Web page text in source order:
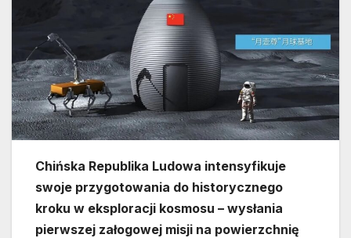
Chińska Republika Ludowa intensyfikuje
swoje przygotowania do historycznego
kroku w eksploracji kosmosu – wysłania
pierwszej załogowej misji na powierzchnię